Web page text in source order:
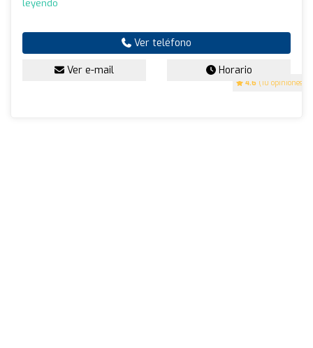
4.6 (10 opiniones)
leyendo
Ver teléfono
Ver e-mail Horario